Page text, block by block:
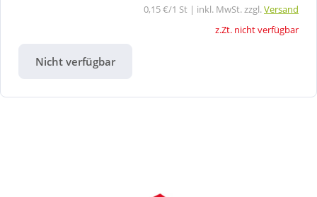
0,15 €/1 St | inkl. MwSt. zzgl.Versand
z.Zt. nicht verfügbar
Nicht verfügbar